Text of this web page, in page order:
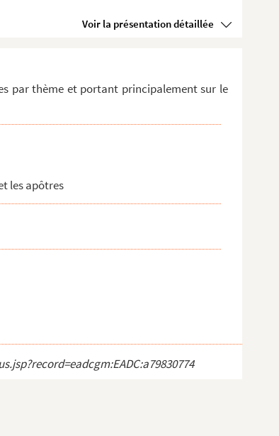
Voir la présentation détaillée
par thème et portant principalement sur le
les apôtres